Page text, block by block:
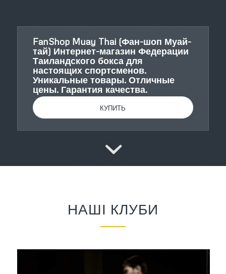
FanShop Muay Thai (Фан-шоп Муай-
тай) Интернет-магазин Федерации
Таиландского бокса для
настоящих спортсменов.
Уникальные товары. Отличные
цены. Гарантия качества.
КУПИТЬ
НАШІ КЛУБИ